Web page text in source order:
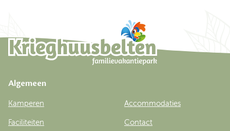
Algemeen
Kamperen Accommodaties
Faciliteiten Contact